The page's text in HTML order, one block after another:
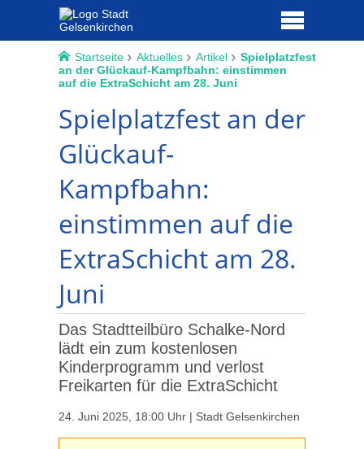
Startseite Aktuelles Artikel
Spielplatzfest
an der Glückauf-Kampfbahn: einstimmen
auf die ExtraSchicht am 28. Juni
Spielplatzfest an der
Glückauf-
Kampfbahn:
einstimmen auf die
ExtraSchicht am 28.
Juni
Das Stadtteilbüro Schalke-Nord
lädt ein zum kostenlosen
Kinderprogramm und verlost
Freikarten für die ExtraSchicht
24. Juni 2025, 18:00 Uhr | Stadt Gelsenkirchen